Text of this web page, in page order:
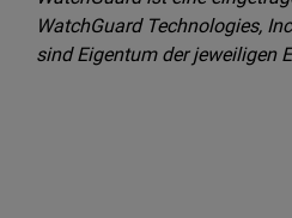
WatchGuard Technologies,
sind Eigentum der jeweiligen